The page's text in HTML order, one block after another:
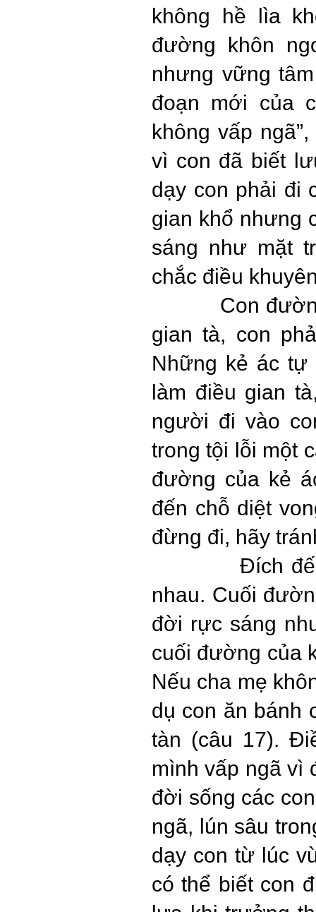
không hề lìa
đường khôn
nhưng vững
đoạn mới của
không vấp
vì con đã biết
dạy con phải đi
gian khổ nhưng
sáng như mặt
chắc điều
Con
gian tà, con
Những kẻ ác tự
làm điều gian
người đi vào
trong tội lỗi một
đường của kẻ
đến chỗ diệt
đừng đi, hãy
Đích
nhau. Cuối
đời rực sáng
cuối đường của
Nếu cha mẹ
dụ con ăn bánh
tàn (câu 17).
mình vấp ngã vì
đời sống các
ngã, lún sâu
dạy con từ lúc
có thể biết con